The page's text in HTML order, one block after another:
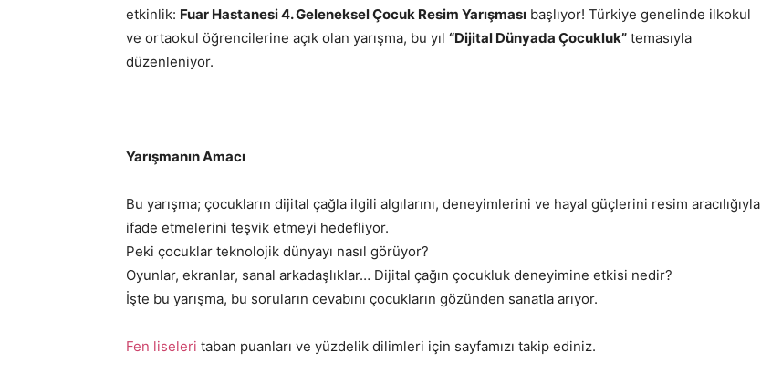
etkinlik: Fuar Hastanesi 4. Geleneksel Çocuk Resim Yarışması başlıyor! Türkiye genelinde ilkokul
ve ortaokul öğrencilerine açık olan yarışma, bu yıl “Dijital Dünyada Çocukluk” temasıyla
düzenleniyor.
Yarışmanın Amacı
Bu yarışma; çocukların dijital çağla ilgili algılarını, deneyimlerini ve hayal güçlerini resim aracılığıyla
ifade etmelerini teşvik etmeyi hedefliyor.
Peki çocuklar teknolojik dünyayı nasıl görüyor?
Oyunlar, ekranlar, sanal arkadaşlıklar… Dijital çağın çocukluk deneyimine etkisi nedir?
İşte bu yarışma, bu soruların cevabını çocukların gözünden sanatla arıyor.
Fen liseleri taban puanları ve yüzdelik dilimleri için sayfamızı takip ediniz.